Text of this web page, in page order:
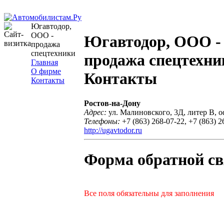
Югавтодор,
ООО -
продажа
спецтехники
Главная
О фирме
Контакты
Югавтодор, ООО -
продажа
Контакты
Ростов-на-Дону
Адрес: ул. Малиновского, 3Д, литер В,
Телефоны: +7 (863) 268-07-22, +7 (863)
http://ugavtodor.ru
Форма обратной
Все поля обязательны для заполнения